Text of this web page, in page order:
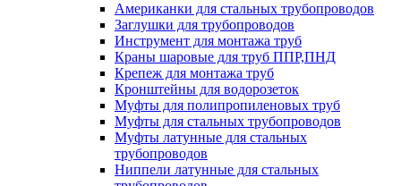
Американки для стальных трубопроводов
Заглушки для трубопроводов
Инструмент для монтажа труб
Краны шаровые для труб ППР,ПНД
Крепеж для монтажа труб
Кронштейны для водорозеток
Муфты для полипропиленовых труб
Муфты для стальных трубопроводов
Муфты латунные для стальных
трубопроводов
Ниппели латунные для стальных